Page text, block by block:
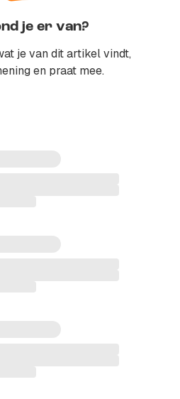
je er van?
je van dit artikel vindt,
en praat mee.